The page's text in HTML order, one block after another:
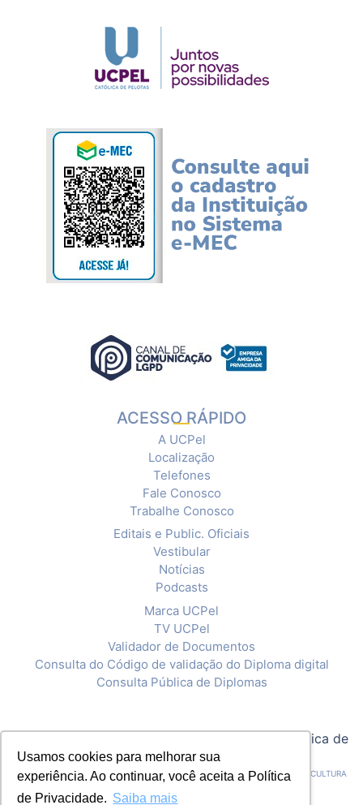
Usamos cookies para melhorar sua
experiência. Ao continuar, você aceita a Política
de Privacidade. Saiba mais
ACESSO RÁPIDO
A UCPel
Localização
Telefones
Fale Conosco
Trabalhe Conosco
Editais e Public. Oficiais
Vestibular
Notícias
Podcasts
Marca UCPel
TV UCPel
Validador de Documentos
Consulta do Código de validação do Diploma digital
Consulta Pública de Diplomas
Política de
Privacidade
CNPJ: 92.238.914/0001-03 - ASSOCIAÇÃO PELOTENSE DE ASSISTÊNCIA E CULTURA